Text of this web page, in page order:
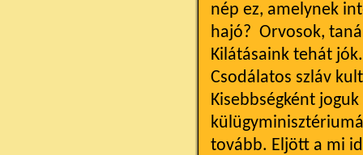
nép ez, amelynek
hajó? Orvosok,
Kilátásaink tehát
Csodálatos szláv
Kisebbségként
tovább. Eljött a mi